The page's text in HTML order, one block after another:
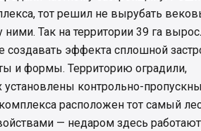
тот решил не вырубать
Так на территории 39 га
создавать эффекта сплошной
и формы. Территорию оградили,
контрольно-
расположен тот самый
— недаром здесь